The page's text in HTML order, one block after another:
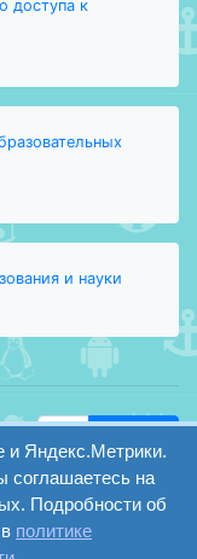
доступа к
и науки
Версия
сайта для
слабовидящих
и Яндекс.Метрики.
соглашаетесь на
Подробности об
политике